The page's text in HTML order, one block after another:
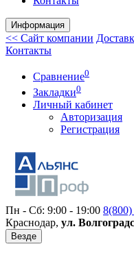
Информация
<< Сайт компании
Контакты
Сравнение0
Закладки0
Личный кабинет
Авторизация
Регистрация
Пн - Сб: 9:00 - 19:00 8(800)
Краснодар, ул.
Везде